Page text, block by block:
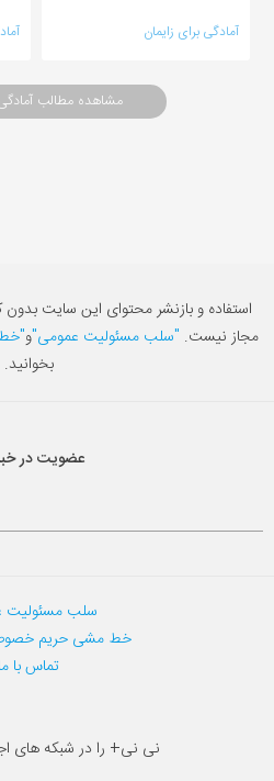
آمادگی برای زایمان
مشاهده مطالب آمادگی
استفاده و بازنشر محتوای این سایت
مجاز نیست. "سلب مسئولیت عمومی"و
بخوانید.
عضویت در
سلب مسئولیت
خط مشی حریم
تماس با ما
نی نی+ را در شبکه های